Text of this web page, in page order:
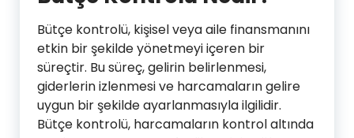
Bütçe kontrolü, kişisel veya aile finansmanını
etkin bir şekilde yönetmeyi içeren bir
süreçtir. Bu süreç, gelirin belirlenmesi,
giderlerin izlenmesi ve harcamaların gelire
uygun bir şekilde ayarlanmasıyla ilgilidir.
Bütçe kontrolü, harcamaların kontrol altında